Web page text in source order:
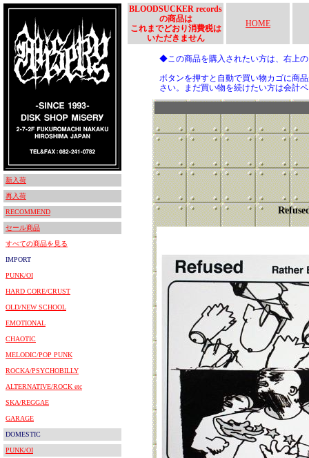
新入荷
再入荷
RECOMMEND
セール商品
すべての商品を見る
IMPORT
PUNK/OI
HARD CORE/CRUST
OLD/NEW SCHOOL
EMOTIONAL
CHAOTIC
MELODIC/POP PUNK
ROCKA/PSYCHOBILLY
ALTERNATIVE/ROCK etc
SKA/REGGAE
GARAGE
DOMESTIC
PUNK/OI
BLOODSUCKER records
の商品は
これまでどおり消費税は
いただきません
HOME
◆この商品を購入されたい方は、右上
ボタンを押すと自動で買い物カゴに商
さい。まだ買い物を続けたい方は会計